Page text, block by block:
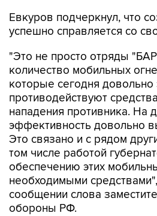
Евкуров подчеркнул, что
успешно справляется со
"Это не просто отряды
количество мобильных
которые сегодня
противодействуют
нападения противника. На
эффективность довольно
Это связано и с рядом
том числе работой
обеспечению этих
необходимыми
сообщении слова
обороны РФ.